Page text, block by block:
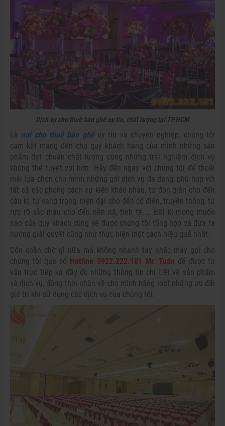
Dịch vụ cho thuê bàn ghế uy tín, chất lượng tại TP.HCM
Là nơi cho thuê bàn ghếuy tín và chuyên nghiệp, chúng tôi
cam kết mang đến cho quý khách hàng của mình những sản
phẩm đạt chuẩn chất lượng cùng những trải nghiệm dịch vụ
không thể tuyệt vời hơn. Hãy đến ngay với chúng tôi để thoải
mái lựa chọn cho mình những gói dịch vụ đa dạng, phù hợp với
tất cả các phong cách sự kiện khác nhau, từ đơn giản cho đến
cầu kì, từ sang trọng, hiện đại cho đến cổ điển, truyền thống, từ
rực rỡ sắc màu cho đến nền nã, tinh tế, … Bất kì mong muốn
nào của quý khách cũng sẽ được chúng tôi tổng hợp và đưa ra
hướng giải quyết cũng như thực hiện một cách hiệu quả nhất.
Còn chần chờ gì nữa mà không nhanh tay nhấc máy gọi cho
chúng tôi qua số Hotline 0922.222.181 Mr. Tuấn để được tư
vấn trực tiếp và đầy đủ những thông tin chi tiết về sản phẩm
và dịch vụ, đồng thời nhận về cho mình hàng loạt những ưu đãi
giá trị khi sử dụng các dịch vụ của chúng tôi.